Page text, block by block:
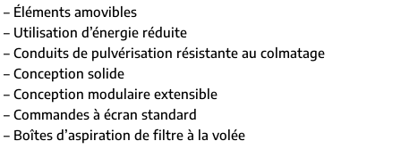
– Éléments amovibles
– Utilisation d’énergie réduite
– Conduits de pulvérisation résistante au colmatage
– Conception solide
– Conception modulaire extensible
– Commandes à écran standard
– Boîtes d’aspiration de filtre à la volée